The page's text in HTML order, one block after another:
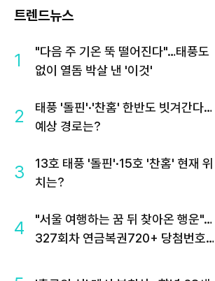
트렌드뉴스
1
"다음 주 기온 뚝 떨어진다"…태풍도
없이 열돔 박살 낸 '이것'
2
태풍 '돌핀'·'찬홈' 한반도 빗겨간다…
예상 경로는?
3
13호 태풍 '돌핀'·15호 '찬홈' 현재 위
치는?
4
"서울 여행하는 꿈 뒤 찾아온 행운"…
327회차 연금복권720+ 당첨번호조